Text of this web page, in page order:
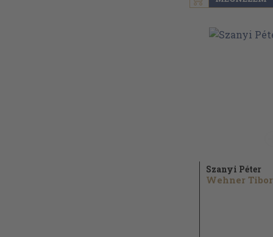
Szanyi Péter
Wehner Tibor